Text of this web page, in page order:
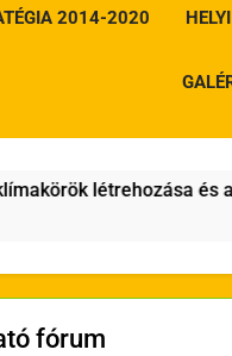
2014-2020
létrehozása és a
fórum